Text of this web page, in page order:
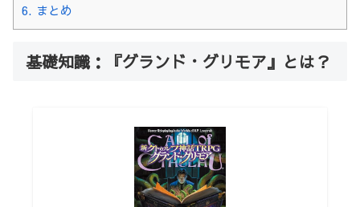
6. まとめ
基礎知識：『グランド・グリモア』とは？